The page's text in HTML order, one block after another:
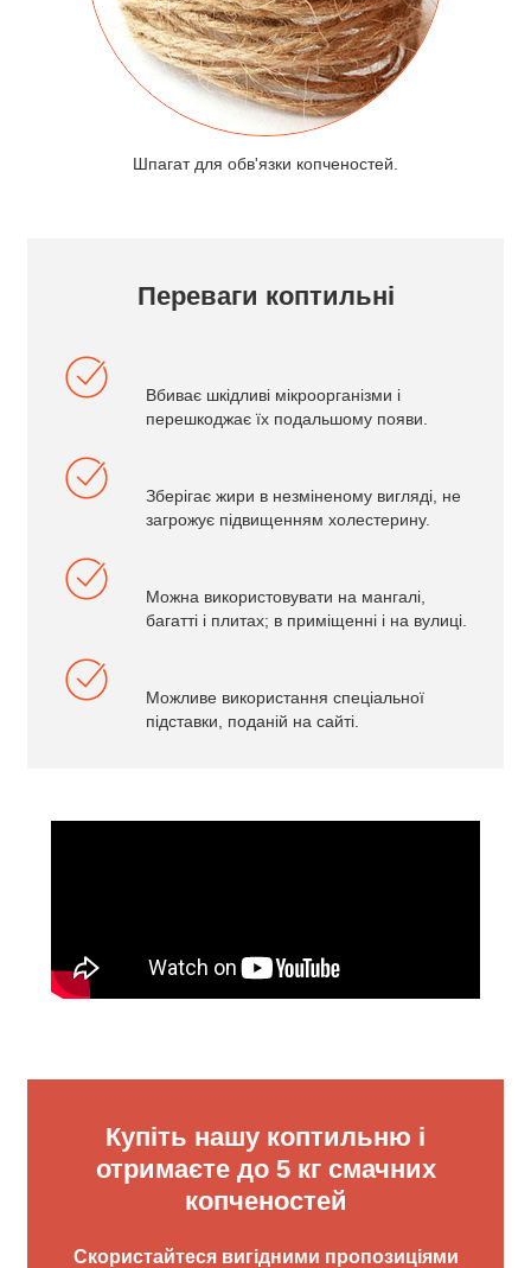
Шпагат для обв'язки копченостей.
Переваги коптильні
Вбиває шкідливі мікроорганізми і
перешкоджає їх подальшому появи.
Зберігає жири в незміненому вигляді, не
загрожує підвищенням холестерину.
Можна використовувати на мангалі,
багатті і плитах; в приміщенні і на вулиці.
Можливе використання спеціальної
підставки, поданій на сайті.
Купіть нашу коптильню і
отримаєте до 5 кг смачних
копченостей
Скористайтеся вигідними пропозиціями